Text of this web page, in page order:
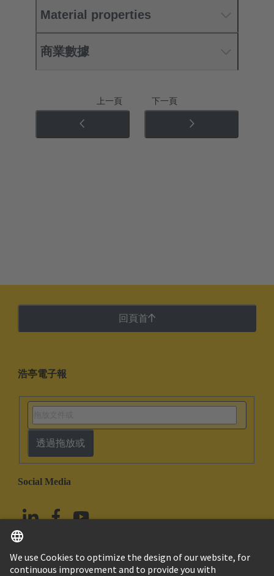
Material properties
商業數據
上一頁 下一頁
回頁首
浩亭電子報
透過拖放或
Social Media